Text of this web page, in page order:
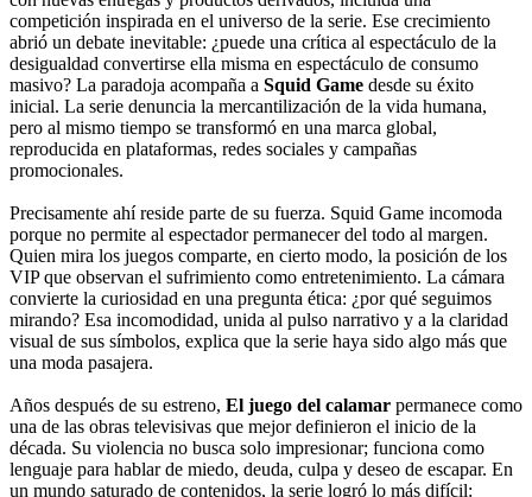
competición inspirada en el universo de la serie. Ese crecimiento
abrió un debate inevitable: ¿puede una crítica al espectáculo de la
desigualdad convertirse ella misma en espectáculo de consumo
masivo? La paradoja acompaña a Squid Game desde su éxito
inicial. La serie denuncia la mercantilización de la vida humana,
pero al mismo tiempo se transformó en una marca global,
reproducida en plataformas, redes sociales y campañas
promocionales.
Precisamente ahí reside parte de su fuerza. Squid Game incomoda
porque no permite al espectador permanecer del todo al margen.
Quien mira los juegos comparte, en cierto modo, la posición de los
VIP que observan el sufrimiento como entretenimiento. La cámara
convierte la curiosidad en una pregunta ética: ¿por qué seguimos
mirando? Esa incomodidad, unida al pulso narrativo y a la claridad
visual de sus símbolos, explica que la serie haya sido algo más que
una moda pasajera.
Años después de su estreno, El juego del calamar permanece como
una de las obras televisivas que mejor definieron el inicio de la
década. Su violencia no busca solo impresionar; funciona como
lenguaje para hablar de miedo, deuda, culpa y deseo de escapar. En
un mundo saturado de contenidos, la serie logró lo más difícil: